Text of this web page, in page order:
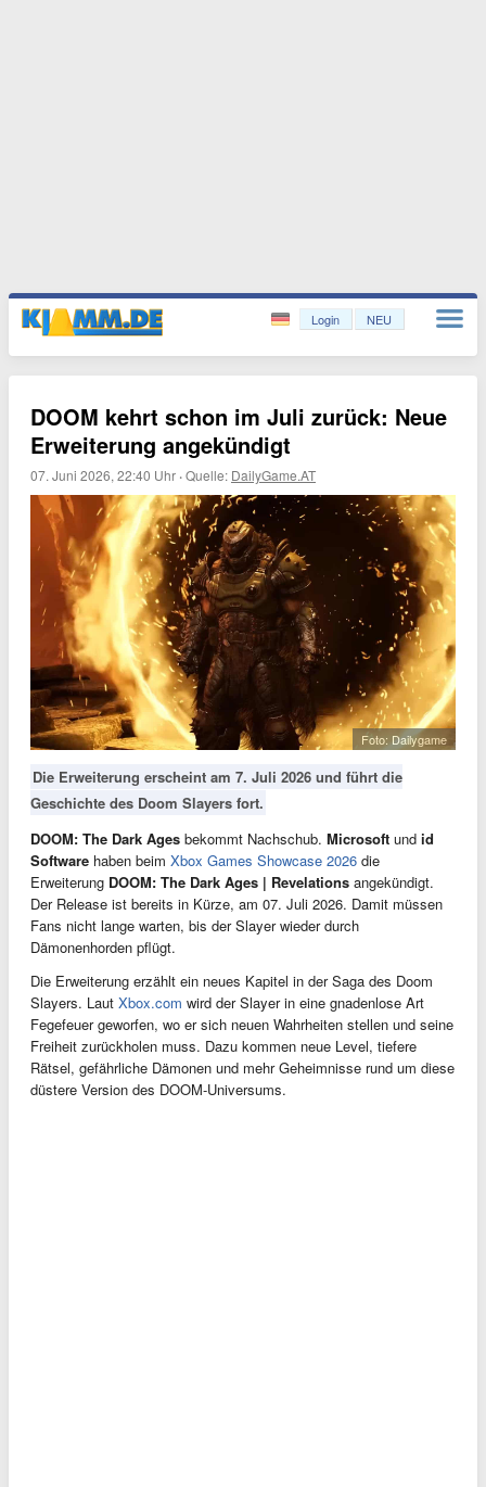
Login NEU
DOOM kehrt schon im Juli zurück: Neue
Erweiterung angekündigt
07. Juni 2026, 22:40 Uhr ·Quelle: DailyGame.AT
Foto: Dailygame
Die Erweiterung erscheint am 7. Juli 2026 und führt die
Geschichte des Doom Slayers fort.
DOOM: The Dark Ages bekommt Nachschub. Microsoft und id
Software haben beim Xbox Games Showcase 2026 die
Erweiterung DOOM: The Dark Ages | Revelations angekündigt.
Der Release ist bereits in Kürze, am 07. Juli 2026. Damit müssen
Fans nicht lange warten, bis der Slayer wieder durch
Dämonenhorden pflügt.
Die Erweiterung erzählt ein neues Kapitel in der Saga des Doom
Slayers. Laut Xbox.com wird der Slayer in eine gnadenlose Art
Fegefeuer geworfen, wo er sich neuen Wahrheiten stellen und seine
Freiheit zurückholen muss. Dazu kommen neue Level, tiefere
Rätsel, gefährliche Dämonen und mehr Geheimnisse rund um diese
düstere Version des DOOM-Universums.